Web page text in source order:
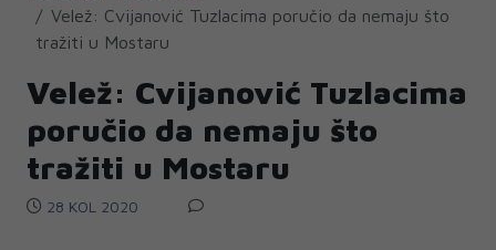
Velež: Cvijanović Tuzlacima poručio da nemaju što
tražiti u Mostaru
Velež: Cvijanović Tuzlacima
poručio da nemaju što
tražiti u Mostaru
28 KOL 2020